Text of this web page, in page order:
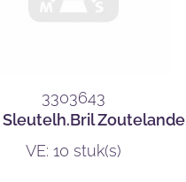
3303643
Zoutelande
VE: 10 stuk(s)